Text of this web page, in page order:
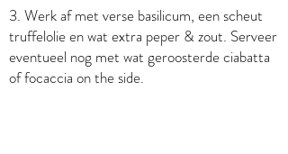
3. Werk af met verse basilicum, een scheut
truffelolie en wat extra peper & zout. Serveer
eventueel nog met wat geroosterde ciabatta
of focaccia on the side.